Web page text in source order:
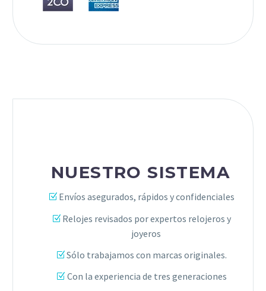
NUESTRO SISTEMA
Envíos asegurados, rápidos y confidenciales
Relojes revisados por expertos relojeros y
joyeros
Sólo trabajamos con marcas originales.
Con la experiencia de tres generaciones